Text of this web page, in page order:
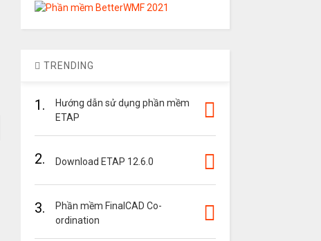
TRENDING
1.
Hướng dẫn sử dụng phần mềm
ETAP
2. Download ETAP 12.6.0
3.
Phần mềm FinalCAD Co-
ordination